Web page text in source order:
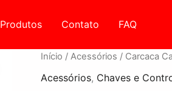
Produtos Contato FAQ
Início / Acessórios / Carcaca
Acessórios, Chaves e
Carcaca
Oca